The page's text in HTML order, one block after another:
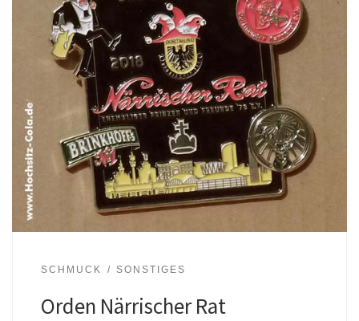
SCHMUCK SONSTIGES
Orden Närrischer Rat